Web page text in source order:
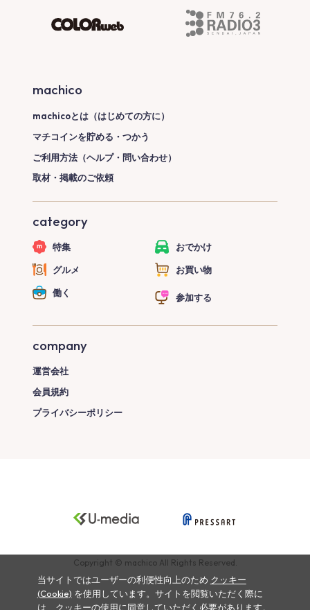
machico
machicoとは（はじめての方に）
マチコインを貯める・つかう
ご利用方法（ヘルプ・問い合わせ）
取材・掲載のご依頼
category
特集 おでかけ
グルメ お買い物
働く 参加する
company
運営会社
会員規約
プライバシーポリシー
Copyright © machico All Rights Reserved.
当サイトではユーザーの利便性向上のため クッキー
(Cookie) を使用しています。サイトを閲覧いただく際に
は、クッキーの使用に同意していただく必要があります。